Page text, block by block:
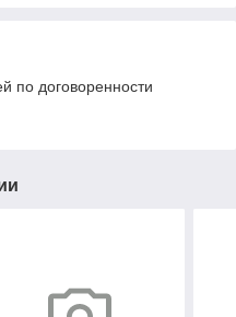
по договоренности